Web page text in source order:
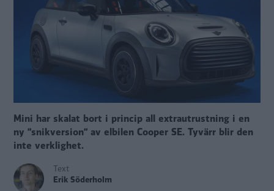
Mini har skalat bort i princip all extrautrustning i en
ny ”snikversion” av elbilen Cooper SE. Tyvärr blir den
inte verklighet.
Text
Erik Söderholm